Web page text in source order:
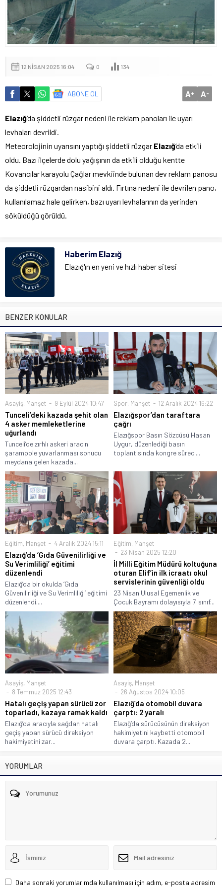
12 NISAN 2025 16:04 0 134
ABONE OL A+ A-
Elazığ‘da şiddetli rüzgar nedeni ile reklam panoları ile uyarı
levhaları devrildi.
Meteorolojinin uyarısını yaptığı şiddetli rüzgar Elazığ‘da etkili
oldu. Bazı ilçelerde dolu yağışının da etkili olduğu kentte
Kovancılar karayolu Çağlar mevkiinde bulunan dev reklam panosu
da şiddetli rüzgardan nasibini aldı. Fırtına nedeni ile devrilen pano,
kullanılamaz hale gelirken, bazı uyarı levhalarının da yerinden
söküldüğü görüldü.
Haberim Elazığ
Elazığ'ın en yeni ve hızlı haber sitesi
BENZER KONULAR
Asayiş, Manşet 9 Eylül 2024 10:47
Tunceli’deki kazada şehit olan
4 asker memleketlerine
uğurlandı
Tunceli’de zırhlı askeri aracın
şarampole yuvarlanması sonucu
meydana gelen kazada...
Spor, Manşet 12 Aralık 2024 16:22
Elazığspor’dan taraftara
çağrı
Elazığspor Basın Sözcüsü Hasan
Uygur, düzenlediği basın
toplantısında kongre süreci...
Eğitim, Manşet 4 Aralık 2024 15:11
Elazığ’da ‘Gıda Güvenilirliği ve
Su Verimliliği’ eğitimi
düzenlendi
Elazığ’da bir okulda ‘Gıda
Güvenilirliği ve Su Verimliliği’ eğitimi
düzenlendi....
Eğitim, Manşet
23 Nisan 2025 12:20
İl Milli Eğitim Müdürü koltuğuna
oturan Elif’in ilk icraatı okul
servislerinin güvenliği oldu
23 Nisan Ulusal Egemenlik ve
Çocuk Bayramı dolayısıyla 7. sınıf...
Asayiş, Manşet
8 Temmuz 2025 12:43
Hatalı geçiş yapan sürücü zor
toparladı, kazaya ramak kaldı
Elazığ’da aracıyla sağdan hatalı
geçiş yapan sürücü direksiyon
hakimiyetini zar...
Asayiş, Manşet
26 Ağustos 2024 10:05
Elazığ’da otomobil duvara
çarptı: 2 yaralı
Elazığ’da sürücüsünün direksiyon
hakimiyetini kaybetti otomobil
duvara çarptı. Kazada 2...
YORUMLAR
Daha sonraki yorumlarımda kullanılması için adım, e-posta adresim